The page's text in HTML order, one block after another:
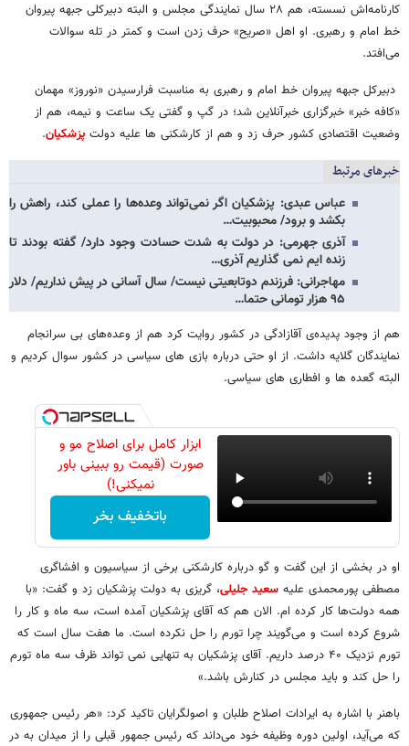
کارنامه‌اش نسسته، هم ۲۸ سال نمایندگی مجلس و البته دبیرکلی جبهه پیروان
خط امام و رهبری. او اهل «صریح» حرف زدن است و کمتر در تله سوالات
می‌افتد.
دبیرکل جبهه پیروان خط امام و رهبری به مناسبت فرارسیدن «نوروز» مهمان
«کافه خبر» خبرگزاری خبرآنلاین شد؛ در گپ و گفتی یک ساعت و نیمه، هم از
وضعیت اقتصادی کشور حرف زد و هم از کارشکنی ها علیه دولت پزشکیان.
خبرهای مرتبط
عباس عبدی: پزشکیان اگر نمی‌تواند وعده‌ها را عملی کند، راهش را
بکشد و برود/ محبوبیت…
آذری جهرمی: در دولت به شدت حسادت وجود دارد/ گفته بودند تا
زنده ایم نمی گذاریم آذری…
مهاجرانی: فرزندم دوتابعیتی نیست/ سال آسانی در پیش نداریم/ دلار
۹۵ هزار تومانی حتما…
هم از وجود پدیده‌ی آقازادگی در کشور روایت کرد هم از وعده‌های بی سرانجام
نمایندگان گلایه داشت. از او حتی درباره بازی های سیاسی در کشور سوال کردیم و
البته گعده ها و افطاری های سیاسی.
ابزار کامل برای اصلاح مو و
صورت (قیمت رو ببینی باور
نمیکنی!)
باتخفیف بخر
او در بخشی از این گفت و گو درباره کارشکنی برخی از سیاسیون و افشاگری
مصطفی پورمحمدی علیه سعید جلیلی، گریزی به دولت پزشکیان زد و گفت: «با
همه دولت‌ها کار کرده ام. الان هم که آقای پزشکیان آمده است، سه ماه و کار را
شروع کرده است و می‌گویند چرا تورم را حل نکرده است. ما هفت سال است که
تورم نزدیک ۴۰ درصد داریم. آقای پزشکیان به تنهایی نمی تواند ظرف سه ماه تورم
را حل کند و باید مجلس در کنارش باشد.»
باهنر با اشاره به ایرادات اصلاح طلبان و اصولگرایان تاکید کرد: «هر رئیس جمهوری
که می‌آید، اولین دوره وظیفه خود می‌داند که رئیس جمهور قبلی را از میدان به در